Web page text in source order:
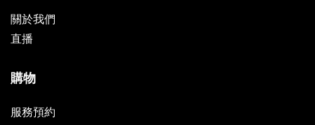
關於我們
直播
購物
服務預約